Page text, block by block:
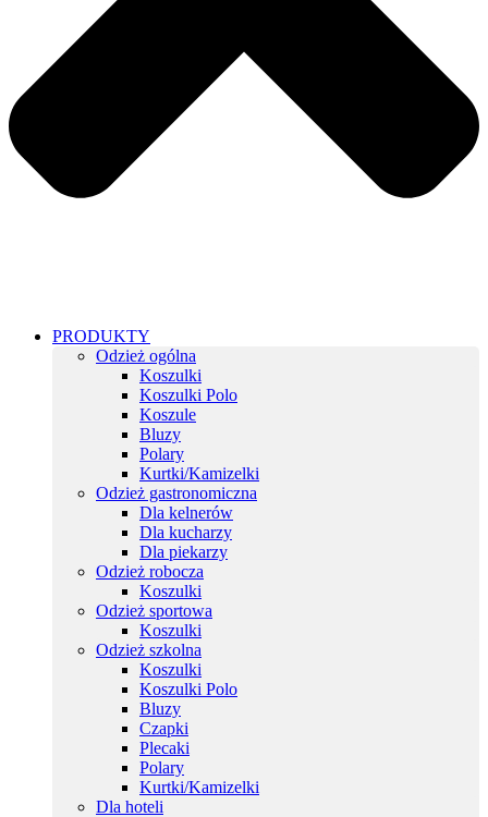
PRODUKTY
Odzież ogólna
Koszulki
Koszulki Polo
Koszule
Bluzy
Polary
Kurtki/Kamizelki
Odzież gastronomiczna
Dla kelnerów
Dla kucharzy
Dla piekarzy
Odzież robocza
Koszulki
Odzież sportowa
Koszulki
Odzież szkolna
Koszulki
Koszulki Polo
Bluzy
Czapki
Plecaki
Polary
Kurtki/Kamizelki
Dla hoteli